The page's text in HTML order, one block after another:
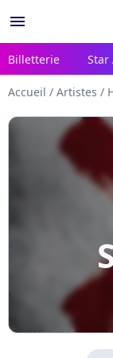
menu
Billetterie Star
Accueil / Artistes /